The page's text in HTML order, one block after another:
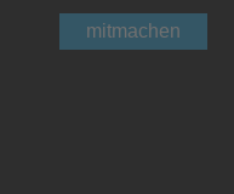
mitmachen